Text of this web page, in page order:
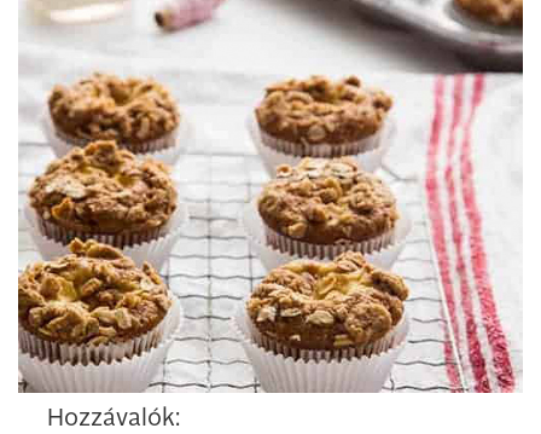
Hozzávalók: